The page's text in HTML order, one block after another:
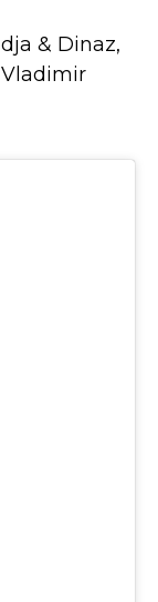
& Dinaz,